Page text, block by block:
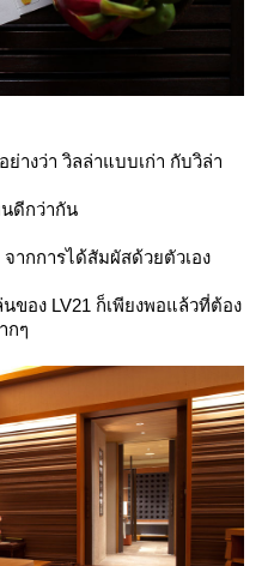
งว่า วิลล่าแบบเก่า กับวิล่า
ดีกว่ากัน
ากการได้สัมผัสด้วยตัวเอง
ของ LV21 ก็เพียงพอแล้วที่ต้อง
กๆ